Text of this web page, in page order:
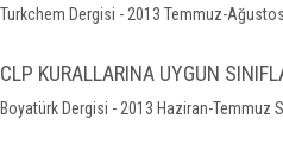
Turkchem Dergisi - 2013 Temmuz-Ağustos
CLP KURALLARINA UYGUN
Boyatürk Dergisi - 2013 Haziran-Temmuz